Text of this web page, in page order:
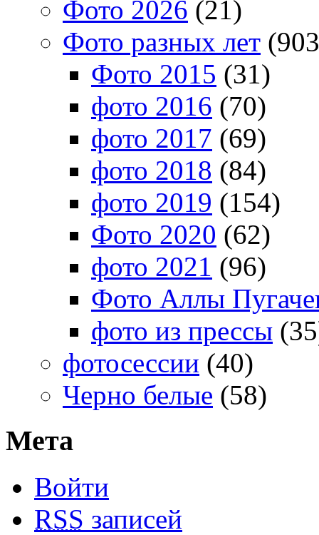
Фото 2026 (21)
Фото разных лет
Фото 2015 (31)
фото 2016 (70)
фото 2017 (69)
фото 2018 (84)
фото 2019 (154)
Фото 2020 (62)
фото 2021 (96)
Фото Аллы
фото из прессы
фотосессии (40)
Черно белые (58)
Мета
Войти
RSS записей